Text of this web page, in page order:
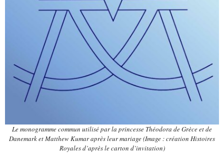
Le monogramme commun utilisé par la princesse Théodora de Grèce et de
Danemark et Matthew Kumar après leur mariage (Image : création Histoires
Royales d’après le carton d’invitation)